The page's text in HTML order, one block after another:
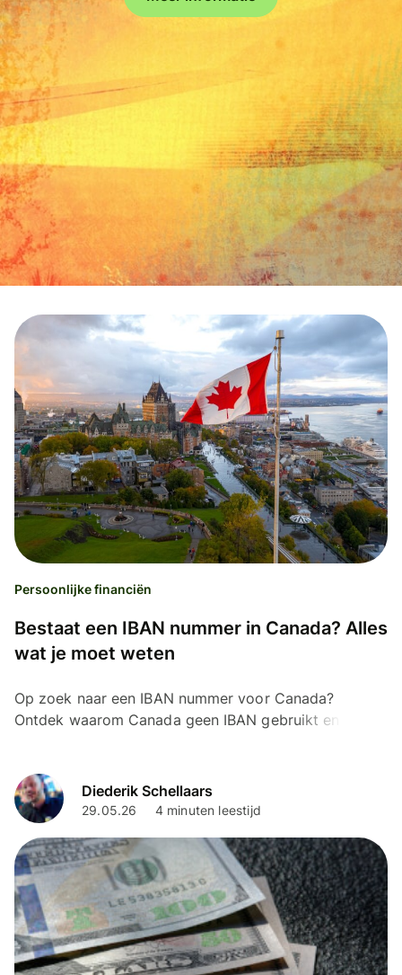
Persoonlijke financiën
Bestaat een IBAN nummer in Canada? Alles
wat je moet weten
Op zoek naar een IBAN nummer voor Canada?
Ontdek waarom Canada geen IBAN gebruikt en welke
Diederik Schellaars
29.05.26 4 minuten leestijd